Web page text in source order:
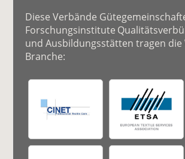
Diese Verbände
Forschungsinstitute
und Ausbildungsstätten tragen die
Branche: